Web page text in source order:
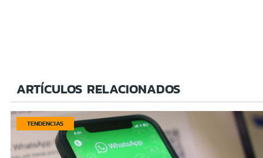
ARTÍCULOS RELACIONADOS
TENDENCIAS